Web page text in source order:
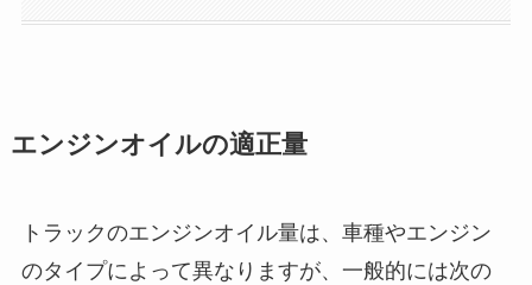
エンジンオイルの適正量
トラックのエンジンオイル量は、車種やエンジン
のタイプによって異なりますが、一般的には次の